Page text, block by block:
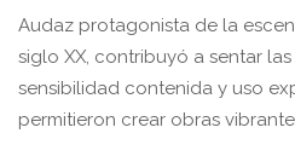
Audaz protagonista de la
siglo XX, contribuyó a sentar
sensibilidad contenida y uso
permitieron crear obras